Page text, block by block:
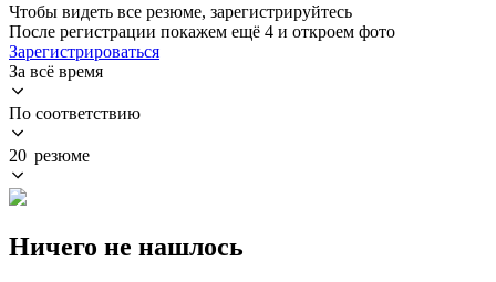
Чтобы видеть все резюме, зарегистрируйтесь
После регистрации покажем ещё 4 и откроем фото
Зарегистрироваться
За всё время
По соответствию
20 резюме
Ничего не нашлось